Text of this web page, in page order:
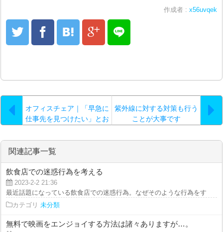
作成者 : x56uvqek
オフィスチェア｜「早急に
仕事先を見つけたい」とお
が派遣会社への登録なので
紫外線に対する対策も行う
ことが大事です
関連記事一覧
飲食店での迷惑行為を考える
2023-2-2 21:36
最近話題になっている飲食店での迷惑行為。なぜそのような行為をするの
カテゴリ 未分類
無料で映画をエンジョイする方法は諸々ありますが…。